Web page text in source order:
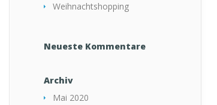
Weihnachtshopping
Neueste Kommentare
Archiv
Mai 2020